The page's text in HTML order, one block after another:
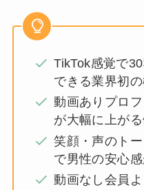
TikTok感覚で
できる業界初
動画ありプロ
が大幅に上がる
笑顔・声のト
で男性の安心
動画なし会員